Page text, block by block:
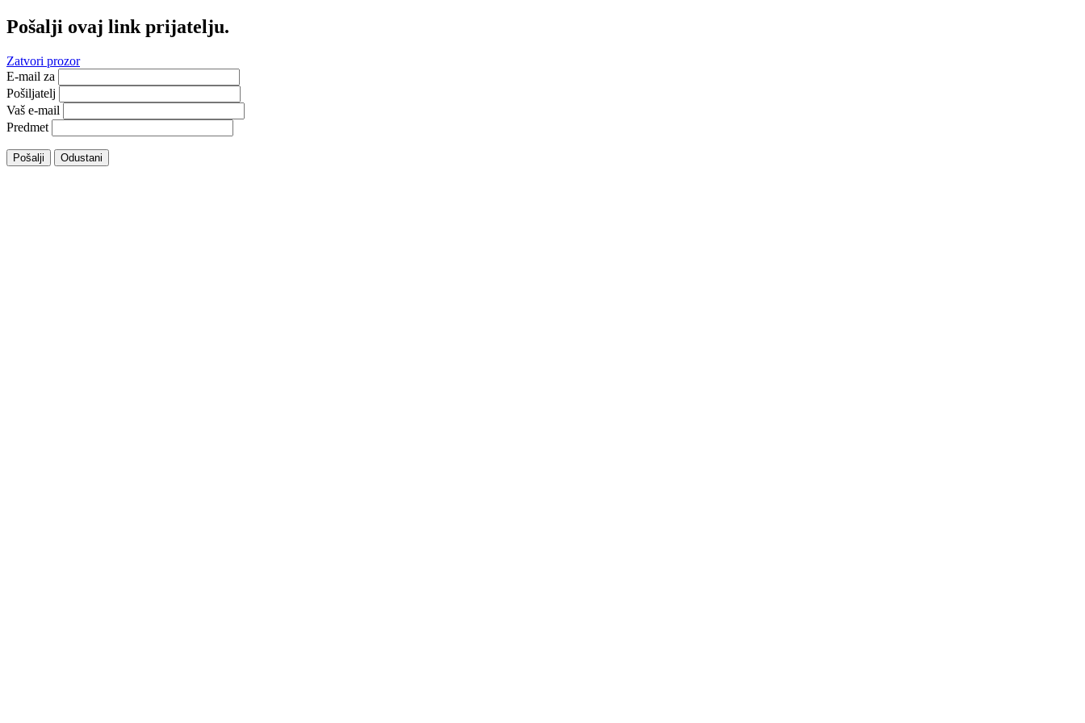
Pošalji ovaj link prijatelju.
Zatvori prozor
E-mail za
Pošiljatelj
Vaš e-mail
Predmet
Pošalji Odustani